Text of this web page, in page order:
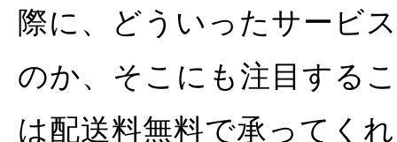
際に、どういったサービ
のか、そこにも注目する
は配送料無料で承ってく